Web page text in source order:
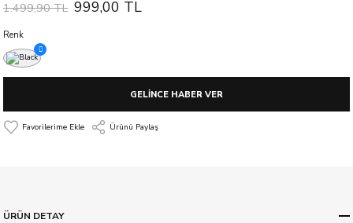
1.499,90 TL 999,00 TL
Renk
GELİNCE HABER VER
Ürünü Paylaş
ÜRÜN DETAY